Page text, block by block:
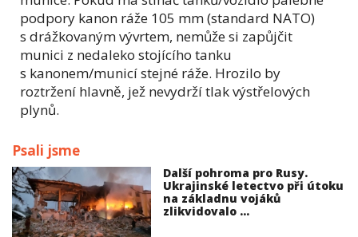
podpory kanon ráže 105 mm (standard NATO)
s drážkovaným vývrtem, nemůže si zapůjčit
munici z nedaleko stojícího tanku
s kanonem/municí stejné ráže. Hrozilo by
roztržení hlavně, jež nevydrží tlak výstřelových
plynů.
Psali jsme
Další pohroma pro Rusy.
Ukrajinské letectvo při útoku
na základnu vojáků
zlikvidovalo ...